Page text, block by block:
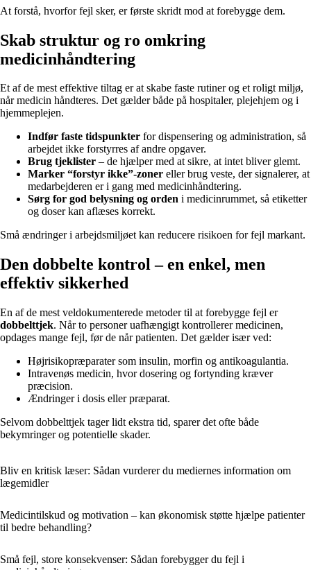
At forstå, hvorfor fejl sker, er første skridt mod at forebygge dem.
Skab struktur og ro omkring
medicinhåndtering
Et af de mest effektive tiltag er at skabe faste rutiner og et roligt miljø,
når medicin håndteres. Det gælder både på hospitaler, plejehjem og i
hjemmeplejen.
Indfør faste tidspunkter for dispensering og administration, så
arbejdet ikke forstyrres af andre opgaver.
Brug tjeklister – de hjælper med at sikre, at intet bliver glemt.
Marker “forstyr ikke”-zoner eller brug veste, der signalerer, at
medarbejderen er i gang med medicinhåndtering.
Sørg for god belysning og orden i medicinrummet, så etiketter
og doser kan aflæses korrekt.
Små ændringer i arbejdsmiljøet kan reducere risikoen for fejl markant.
Den dobbelte kontrol – en enkel, men
effektiv sikkerhed
En af de mest veldokumenterede metoder til at forebygge fejl er
dobbelttjek. Når to personer uafhængigt kontrollerer medicinen,
opdages mange fejl, før de når patienten. Det gælder især ved:
Højrisikopræparater som insulin, morfin og antikoagulantia.
Intravenøs medicin, hvor dosering og fortynding kræver
præcision.
Ændringer i dosis eller præparat.
Selvom dobbelttjek tager lidt ekstra tid, sparer det ofte både
bekymringer og potentielle skader.
Bliv en kritisk læser: Sådan vurderer du mediernes information om
lægemidler
Medicintilskud og motivation – kan økonomisk støtte hjælpe patienter
til bedre behandling?
Små fejl, store konsekvenser: Sådan forebygger du fejl i